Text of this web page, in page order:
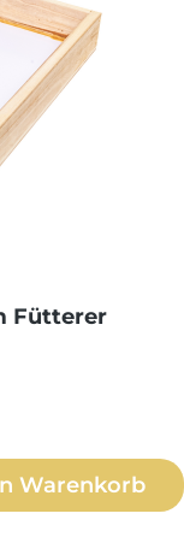
Fütterer
Warenkorb